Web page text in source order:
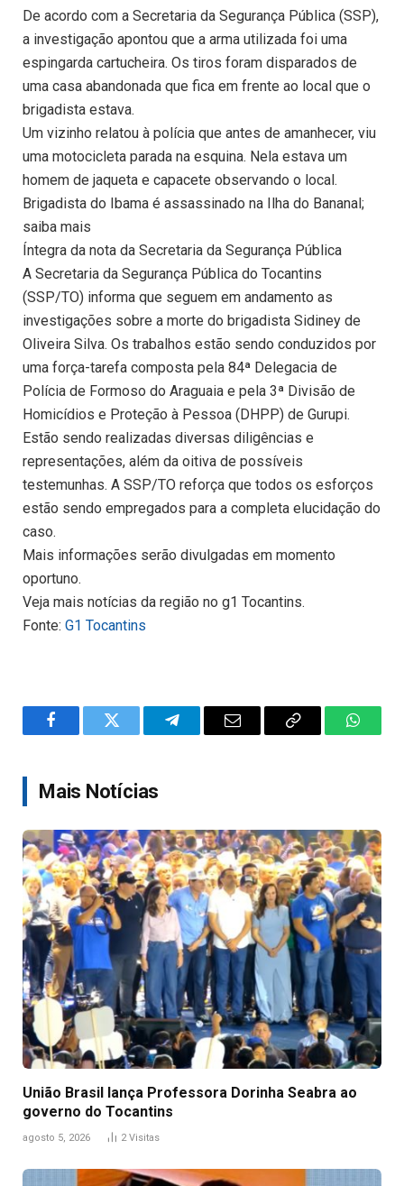
De acordo com a Secretaria da Segurança Pública (SSP),
a investigação apontou que a arma utilizada foi uma
espingarda cartucheira. Os tiros foram disparados de
uma casa abandonada que fica em frente ao local que o
brigadista estava.
Um vizinho relatou à polícia que antes de amanhecer, viu
uma motocicleta parada na esquina. Nela estava um
homem de jaqueta e capacete observando o local.
Brigadista do Ibama é assassinado na Ilha do Bananal;
saiba mais
Íntegra da nota da Secretaria da Segurança Pública
A Secretaria da Segurança Pública do Tocantins
(SSP/TO) informa que seguem em andamento as
investigações sobre a morte do brigadista Sidiney de
Oliveira Silva. Os trabalhos estão sendo conduzidos por
uma força-tarefa composta pela 84ª Delegacia de
Polícia de Formoso do Araguaia e pela 3ª Divisão de
Homicídios e Proteção à Pessoa (DHPP) de Gurupi.
Estão sendo realizadas diversas diligências e
representações, além da oitiva de possíveis
testemunhas. A SSP/TO reforça que todos os esforços
estão sendo empregados para a completa elucidação do
caso.
Mais informações serão divulgadas em momento
oportuno.
Veja mais notícias da região no g1 Tocantins.
Fonte: G1 Tocantins
FacebookTwitter TelegramEmail
Copy
Mais Notícias
União Brasil lança Professora Dorinha Seabra ao
governo do Tocantins
agosto 5, 2026 2Visitas